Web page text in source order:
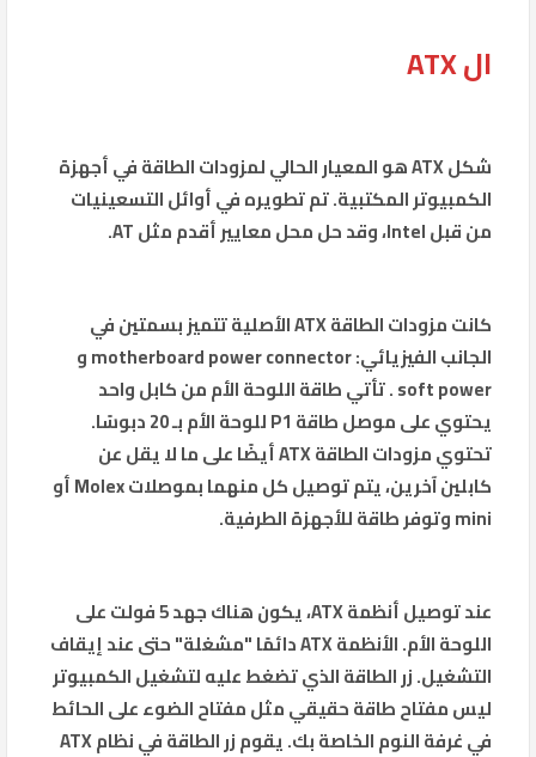
ال ATX
شكل ATX هو المعيار الحالي لمزودات الطاقة في أجهزة
الكمبيوتر المكتبية. تم تطويره في أوائل التسعينيات
من قبل Intel، وقد حل محل معايير أقدم مثل AT.
كانت مزودات الطاقة ATX الأصلية تتميز بسمتين في
الجانب الفيزيائي: motherboard power connector و
soft power . تأتي طاقة اللوحة الأم من كابل واحد
يحتوي على موصل طاقة P1 للوحة الأم بـ 20 دبوسًا.
تحتوي مزودات الطاقة ATX أيضًا على ما لا يقل عن
كابلين آخرين، يتم توصيل كل منهما بموصلات Molex أو
mini وتوفر طاقة للأجهزة الطرفية.
عند توصيل أنظمة ATX، يكون هناك جهد 5 فولت على
اللوحة الأم. الأنظمة ATX دائمًا "مشغلة" حتى عند إيقاف
التشغيل. زر الطاقة الذي تضغط عليه لتشغيل الكمبيوتر
ليس مفتاح طاقة حقيقي مثل مفتاح الضوء على الحائط
في غرفة النوم الخاصة بك. يقوم زر الطاقة في نظام ATX